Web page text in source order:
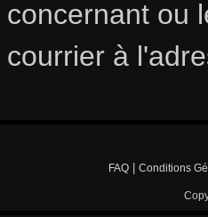
concernant ou
courrier à
FAQ Conditions